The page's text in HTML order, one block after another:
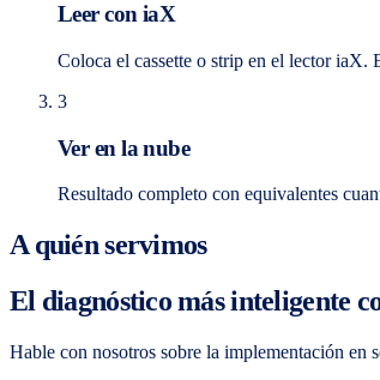
Leer con iaX
Coloca el cassette o strip en el lector iaX.
3
Ver en la nube
Resultado completo con equivalentes
A quién servimos
El diagnóstico más inteligente
Hable con nosotros sobre la implementación en